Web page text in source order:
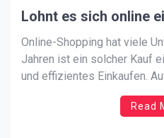
Lohnt es sich online
Online-Shopping hat viele
Jahren ist ein solcher Kauf
und effizientes Einkaufen.
alles kaufen: Lebensmittel,
DVDs, Haushaltsgeräte und
Read